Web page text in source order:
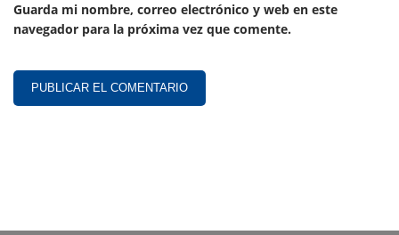
Guarda mi nombre, correo electrónico y web en este
navegador para la próxima vez que comente.